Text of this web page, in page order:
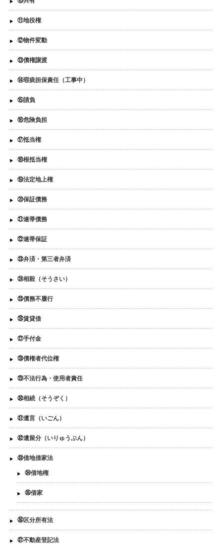
⑪地役権
⑫物件変動
⑬債権譲渡
⑭瑕疵担保責任（工事中）
⑮請負
⑯危険負担
⑰抵当権
⑱根抵当権
⑲法定地上権
⑳保証債務
㉑連帯債務
㉒連帯保証
㉓弁済・第三者弁済
㉔相殺（そうさい）
㉕債務不履行
㉖賃貸借
㉗手付金
㉘債権者代位権
㉙不法行為・使用者責任
㉚相続（そうぞく）
㉛遺言（いごん）
㉜遺留分（いりゅうぶん）
㉝借地借家法
㉞借地権
㉟借家
㊱区分所有法
㊲不動産登記法